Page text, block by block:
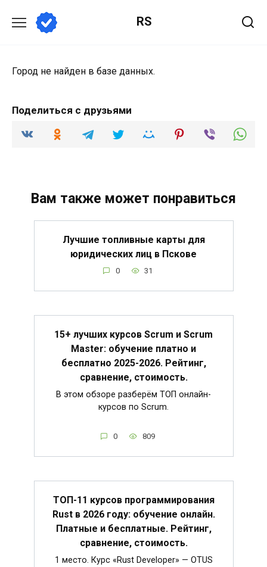
содержанию
RS
Город не найден в базе данных.
Поделиться с друзьями
Вам также может понравиться
Лучшие топливные карты для
юридических лиц в Пскове
0 31
15+ лучших курсов Scrum и Scrum
Master: обучение платно и
бесплатно 2025-2026. Рейтинг,
сравнение, стоимость.
В этом обзоре разберём ТОП онлайн-
курсов по Scrum.
0 809
ТОП-11 курсов программирования
Rust в 2026 году: обучение онлайн.
Платные и бесплатные. Рейтинг,
сравнение, стоимость.
1 место. Курс «Rust Developer» — OTUS